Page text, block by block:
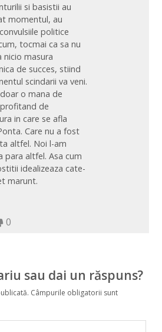
si basistii au
momentul, au
politice
tocmai ca sa nu
nicio masura
de succes, stiind
scindarii va veni.
o mana de
de
in care se afla
Care nu a fost
altfel. Noi l-am
para altfel. Asa cum
idealizeaza cate-
marunt.
0
sau dai un răspuns?
Câmpurile obligatorii sunt